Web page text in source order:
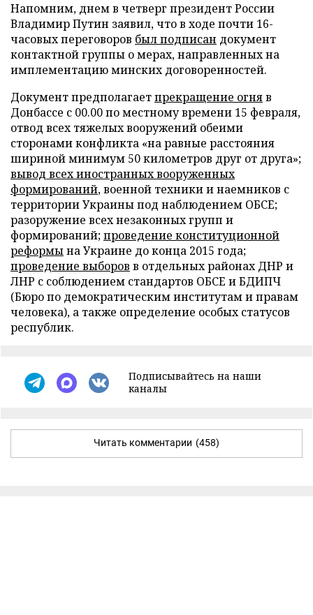
Напомним, днем в четверг президент России
Владимир Путин заявил, что в ходе почти 16-
часовых переговоров был подписан документ
контактной группы о мерах, направленных на
имплементацию минских договоренностей.
Документ предполагаетпрекращение огняв
Донбассе с 00.00 по местному времени 15 февраля,
отвод всех тяжелых вооружений обеими
сторонами конфликта «на равные расстояния
шириной минимум 50 километров друг от друга»;
вывод всех иностранных вооруженных
формирований, военной техники и наемников с
территории Украины под наблюдением ОБСЕ;
разоружение всех незаконных групп и
формирований;проведение конституционной
реформына Украине до конца 2015 года;
проведение выборов в отдельных районах ДНР и
ЛНР с соблюдением стандартов ОБСЕ и БДИПЧ
(Бюро по демократическим институтам и правам
человека), а также определение особых статусов
республик.
Подписывайтесь на наши
каналы
Читать комментарии (458)